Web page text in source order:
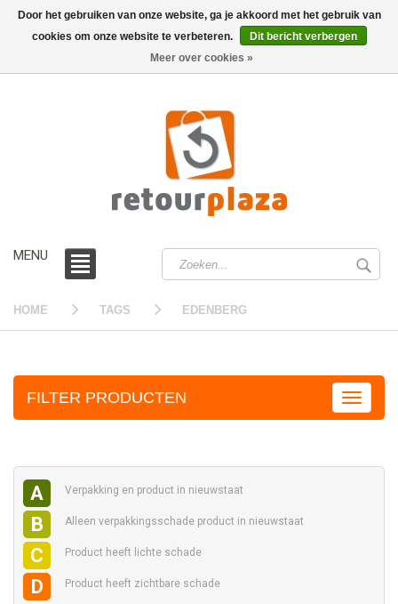
MENU
HOME TAGS EDENBERG
FILTER PRODUCTEN
A Verpakking en product in nieuwstaat
B Alleen verpakkingsschade product in nieuwstaat
C Product heeft lichte schade
D Product heeft zichtbare schade
Door het gebruiken van onze website, ga je akkoord met het gebruik van
cookies om onze website te verbeteren.
Dit bericht verbergen
Meer over cookies »